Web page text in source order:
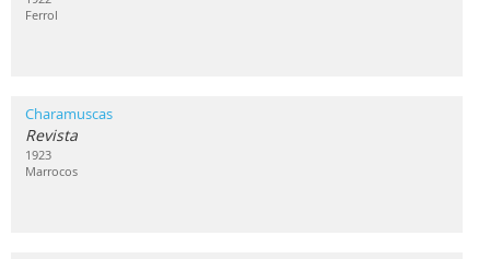
Ferrol
Charamuscas
Revista
1923
Marrocos